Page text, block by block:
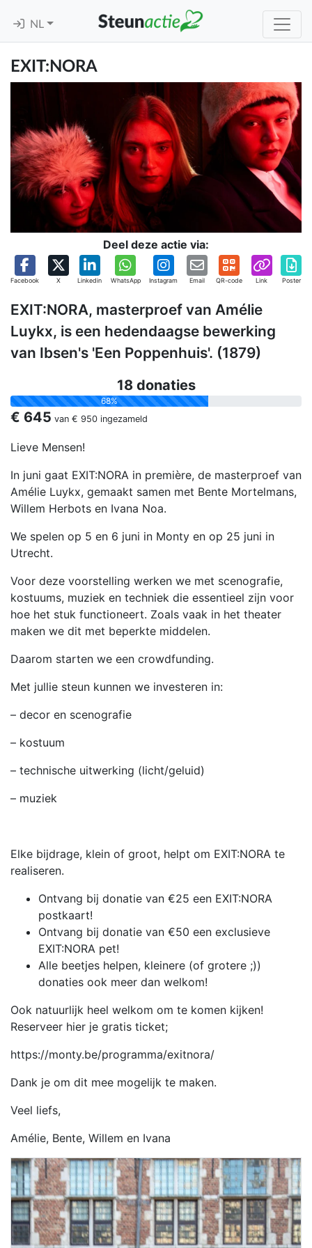
NL
EXIT:NORA
Deel deze actie via:
Facebook X Linkedin WhatsApp Instagram Email QR-code Link Poster
EXIT:NORA, masterproef van Amélie
Luykx, is een hedendaagse bewerking
van Ibsen's 'Een Poppenhuis'. (1879)
18 donaties
68%
€ 645 van € 950 ingezameld
Lieve Mensen!
In juni gaat EXIT:NORA in première, de masterproef van
Amélie Luykx, gemaakt samen met Bente Mortelmans,
Willem Herbots en Ivana Noa.
We spelen op 5 en 6 juni in Monty en op 25 juni in
Utrecht.
Voor deze voorstelling werken we met scenografie,
kostuums, muziek en techniek die essentieel zijn voor
hoe het stuk functioneert. Zoals vaak in het theater
maken we dit met beperkte middelen.
Daarom starten we een crowdfunding.
Met jullie steun kunnen we investeren in:
– decor en scenografie
– kostuum
– technische uitwerking (licht/geluid)
– muziek
Elke bijdrage, klein of groot, helpt om EXIT:NORA te
realiseren.
Ontvang bij donatie van €25 een EXIT:NORA
postkaart!
Ontvang bij donatie van €50 een exclusieve
EXIT:NORA pet!
Alle beetjes helpen, kleinere (of grotere ;))
donaties ook meer dan welkom!
Ook natuurlijk heel welkom om te komen kijken!
Reserveer hier je gratis ticket;
https://monty.be/programma/exitnora/
Dank je om dit mee mogelijk te maken.
Veel liefs,
Amélie, Bente, Willem en Ivana